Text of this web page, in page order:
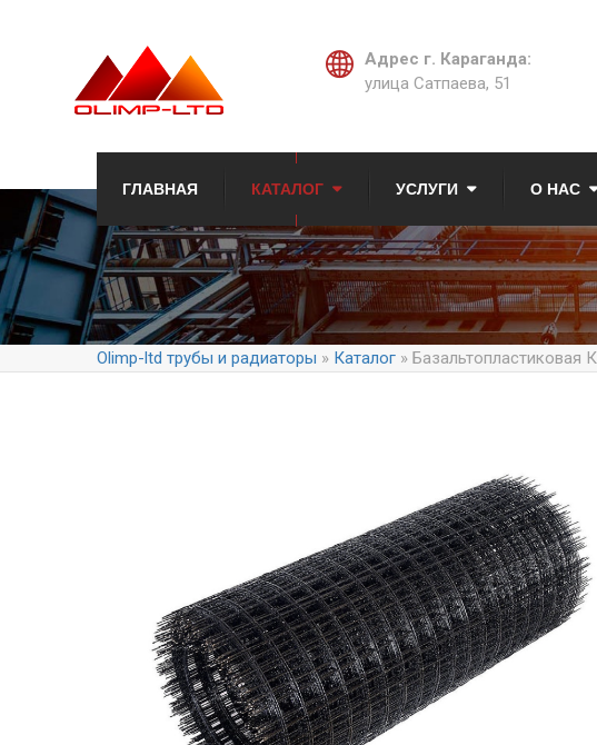
Адрес г. Караганда:
улица Сатпаева, 51
ГЛАВНАЯ КАТАЛОГ УСЛУГИ О НАС
Olimp-ltd трубы и радиаторы » Каталог » Базальтопластиковая